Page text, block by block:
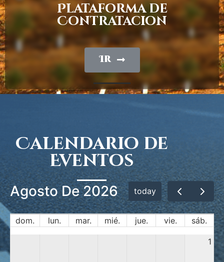
Plataforma de
Contratacion
Ir
Calendario de
Eventos
Agosto De 2026 today
dom. lun. mar. mié. jue. vie. sáb.
1